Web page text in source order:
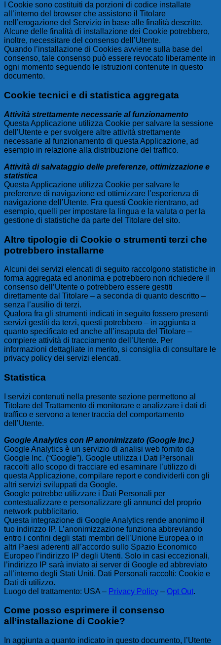
I Cookie sono costituiti da porzioni di codice installate
all’interno del browser che assistono il Titolare
nell’erogazione del Servizio in base alle finalità descritte.
Alcune delle finalità di installazione dei Cookie potrebbero,
inoltre, necessitare del consenso dell’Utente.
Quando l’installazione di Cookies avviene sulla base del
consenso, tale consenso può essere revocato liberamente in
ogni momento seguendo le istruzioni contenute in questo
documento.
Cookie tecnici e di statistica aggregata
Attività strettamente necessarie al funzionamento
Questa Applicazione utilizza Cookie per salvare la sessione
dell’Utente e per svolgere altre attività strettamente
necessarie al funzionamento di questa Applicazione, ad
esempio in relazione alla distribuzione del traffico.
Attività di salvataggio delle preferenze, ottimizzazione e
statistica
Questa Applicazione utilizza Cookie per salvare le
preferenze di navigazione ed ottimizzare l’esperienza di
navigazione dell’Utente. Fra questi Cookie rientrano, ad
esempio, quelli per impostare la lingua e la valuta o per la
gestione di statistiche da parte del Titolare del sito.
Altre tipologie di Cookie o strumenti terzi che
potrebbero installarne
Alcuni dei servizi elencati di seguito raccolgono statistiche in
forma aggregata ed anonima e potrebbero non richiedere il
consenso dell’Utente o potrebbero essere gestiti
direttamente dal Titolare – a seconda di quanto descritto –
senza l’ausilio di terzi.
Qualora fra gli strumenti indicati in seguito fossero presenti
servizi gestiti da terzi, questi potrebbero – in aggiunta a
quanto specificato ed anche all’insaputa del Titolare –
compiere attività di tracciamento dell’Utente. Per
informazioni dettagliate in merito, si consiglia di consultare le
privacy policy dei servizi elencati.
Statistica
I servizi contenuti nella presente sezione permettono al
Titolare del Trattamento di monitorare e analizzare i dati di
traffico e servono a tener traccia del comportamento
dell’Utente.
Google Analytics con IP anonimizzato (Google Inc.)
Google Analytics è un servizio di analisi web fornito da
Google Inc. (“Google”). Google utilizza i Dati Personali
raccolti allo scopo di tracciare ed esaminare l’utilizzo di
questa Applicazione, compilare report e condividerli con gli
altri servizi sviluppati da Google.
Google potrebbe utilizzare i Dati Personali per
contestualizzare e personalizzare gli annunci del proprio
network pubblicitario.
Questa integrazione di Google Analytics rende anonimo il
tuo indirizzo IP. L’anonimizzazione funziona abbreviando
entro i confini degli stati membri dell’Unione Europea o in
altri Paesi aderenti all’accordo sullo Spazio Economico
Europeo l’indirizzo IP degli Utenti. Solo in casi eccezionali,
l’indirizzo IP sarà inviato ai server di Google ed abbreviato
all’interno degli Stati Uniti. Dati Personali raccolti: Cookie e
Dati di utilizzo.
Luogo del trattamento: USA – Privacy Policy – Opt Out.
Come posso esprimere il consenso
all’installazione di Cookie?
In aggiunta a quanto indicato in questo documento, l’Utente